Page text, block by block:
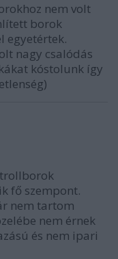
nem volt
borok
egyetértek.
nagy csalódás
kóstolunk így
fő szempont.
nem tartom
nem érnek
és nem ipari